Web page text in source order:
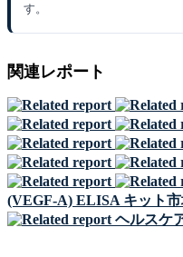
す。
関連レポート
(VEGF-A) ELISA キット
ヘルスケ